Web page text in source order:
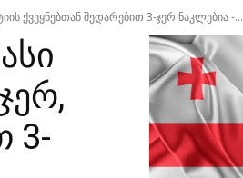
ქვეყნებთან შედარებით 3-ჯერ ნაკლებია -...
3-